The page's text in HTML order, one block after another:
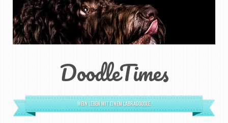
DoodleTimes
MEIN LEBEN MIT EINEM LABRADOODLE.